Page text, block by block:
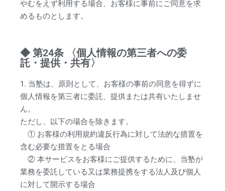
やむをえず利用する場合、お客様に事前にご同意を求
めるものとします。
◆ 第24条 〈個人情報の第三者への委
託・提供・共有〉
1. 当塾は、原則として、お客様の事前の同意を得ずに
個人情報を第三者に委託、提供または共有いたしませ
ん。
ただし、以下の場合を除きます。
① お客様の利用規約違反行為に対して法的な措置を
含む必要な措置をとる場合
② 本サービスをお客様にご提供するために、当塾が
業務を委託している又は業務提携をする法人及び個人
に対して開示する場合